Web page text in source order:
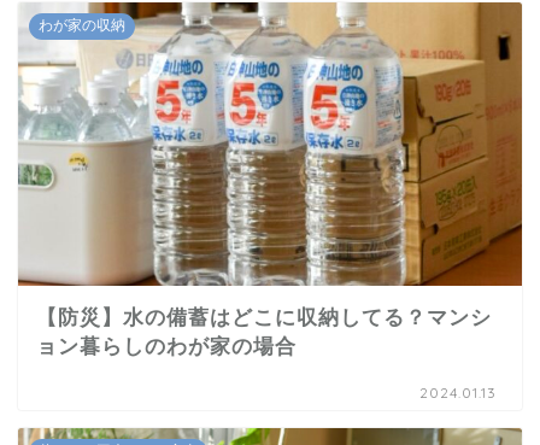
わが家の収納
【防災】水の備蓄はどこに収納してる？マンシ
ョン暮らしのわが家の場合
2024.01.13